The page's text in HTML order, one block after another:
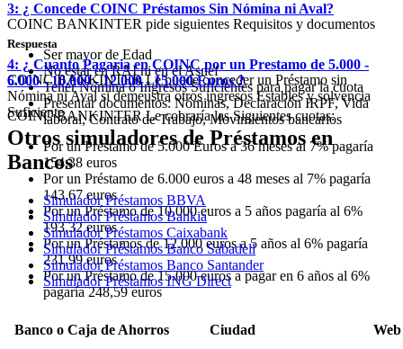
COINC BANKINTER pide siguientes Requisitos y documentos
Ser mayor de Edad
No estar en RAI ni en el Asnef
Tener Nómina o Ingresos Suficientes para pagar la cuota
Presentar documentos: Nóminas, Declaración IRPF, Vida
laboral, Contrato de Trabajo, Movimientos bancarios
3: ¿ Concede COINC Préstamos Sin Nómina ni Aval?
Respuesta
COINC BANKINTER Le puede conceder un Préstamo sin
Nómina ni Aval si demeustra otros ingresos Estables y solvencia
Suficiente
4: ¿ Cuanto Pagaria en COINC por un Prestamo de 5.000 -
6.000 - 10.000 - 12.000 - 15.000 Euros ?
COINC BANKINTER Le cobraría las Siguientes cuotas:
Por un Préstamo de 5.000 Euros a 36 meses al 7% pagaría
154,38 euros
Por un Préstamo de 6.000 euros a 48 meses al 7% pagaría
143,67 euros
Por un Préstamo de 10.000 euros a 5 años pagaría al 6%
193,32 euros
Por un Préstamos de 12.000 euros a 5 años al 6% pagaría
231,99 euros
Por un Préstamo de 15.000 euros a pagar en 6 años al 6%
pagaría 248,59 euros
Otros simuladores de Préstamos en
Bancos
Simulador Préstamos BBVA
Simulador Préstamos Bankia
Simulador Préstamos Caixabank
Simulador Préstamos Banco Sabadell
Simulador Préstamos Banco Santander
Simulador Préstamos ING Direct
Banco o Caja de Ahorros Ciudad Web